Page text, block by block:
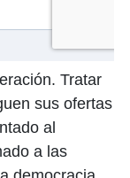
Tratar
sus ofertas
al
a las